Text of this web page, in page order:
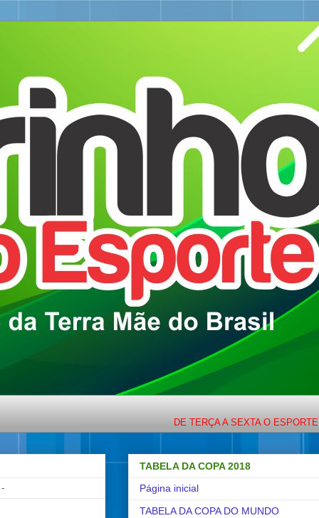
DE TERÇA A SEXTA O ESPORTE COM
-
TABELA DA COPA 2018
Página inicial
TABELA DA COPA DO MUNDO